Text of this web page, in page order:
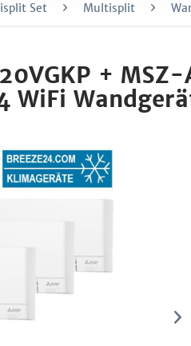
Set Multisplit
+ MSZ-
WiFi